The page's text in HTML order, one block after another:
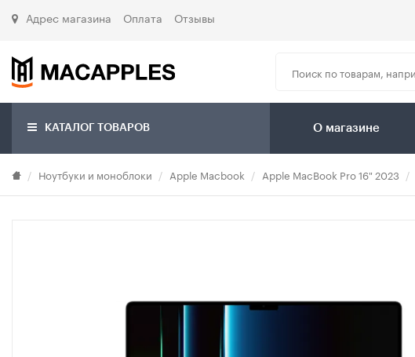
Адрес магазина Оплата Отзывы
КАТАЛОГ ТОВАРОВ О магазине
Ноутбуки и моноблоки Apple Macbook Apple MacBook Pro 16" 2023